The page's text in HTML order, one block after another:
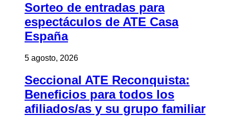
Sorteo de entradas para
espectáculos de ATE Casa
España
5 agosto, 2026
Seccional ATE Reconquista:
Beneficios para todos los
afiliados/as y su grupo familiar